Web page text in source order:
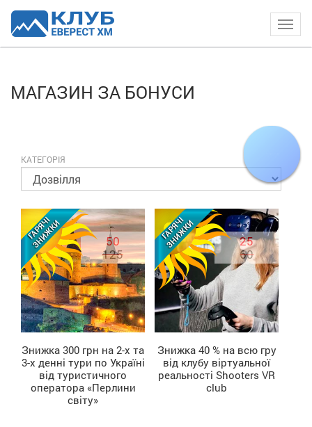
МАГАЗИН ЗА БОНУСИ
КАТЕГОРІЯ
50
125
Знижка 300 грн на 2-х та
3-х денні тури по Україні
від туристичного
оператора «Перлини
світу»
ДІЗНАТИСЬ БІЛЬШЕ
25
60
Знижка 40 % на всю гру
від клубу віртуальної
реальності Shooters VR
club
ДІЗНАТИСЬ БІЛЬШЕ